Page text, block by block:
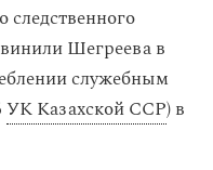
следственного
Шегреева в
служебным
УК Казахской ССР) в